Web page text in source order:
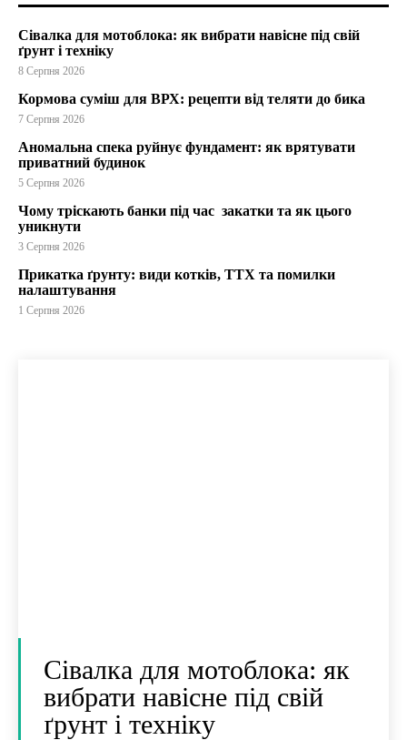
Сівалка для мотоблока: як вибрати навісне під свій
ґрунт і техніку
8 Серпня 2026
Кормова суміш для ВРХ: рецепти від теляти до бика
7 Серпня 2026
Аномальна спека руйнує фундамент: як врятувати
приватний будинок
5 Серпня 2026
Чому тріскають банки під час закатки та як цього
уникнути
3 Серпня 2026
Прикатка ґрунту: види котків, ТТХ та помилки
налаштування
1 Серпня 2026
Сівалка для мотоблока: як
вибрати навісне під свій
ґрунт і техніку